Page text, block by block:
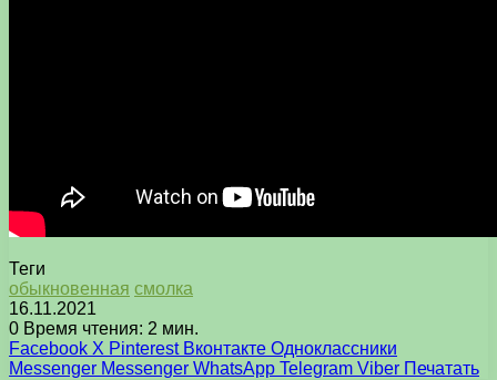
Теги
обыкновенная смолка
16.11.2021
0 Время чтения: 2 мин.
Facebook X Pinterest Вконтакте Одноклассники
Messenger Messenger WhatsApp Telegram Viber Печатать